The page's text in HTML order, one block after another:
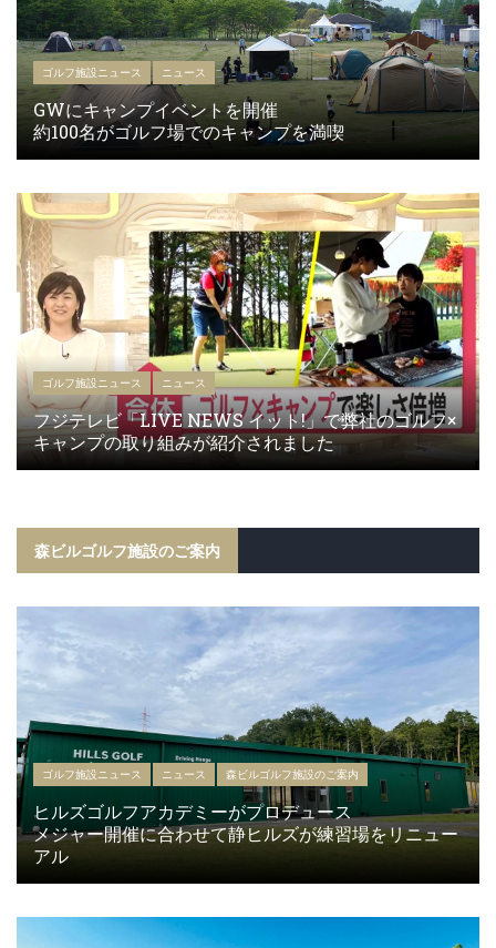
ゴルフ施設ニュース ニュース
GWにキャンプイベントを開催
約100名がゴルフ場でのキャンプを満喫
ゴルフ施設ニュース ニュース
フジテレビ「LIVE NEWS イット!」で弊社のゴルフ×
キャンプの取り組みが紹介されました
森ビルゴルフ施設のご案内
ゴルフ施設ニュース ニュース 森ビルゴルフ施設のご案内
ヒルズゴルフアカデミーがプロデュース
メジャー開催に合わせて静ヒルズが練習場をリニュー
アル